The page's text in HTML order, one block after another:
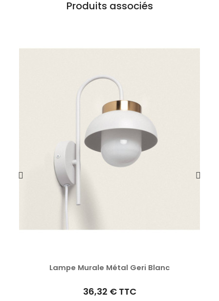
Produits associés
Lampe Murale Métal Geri Blanc
36,32 € TTC